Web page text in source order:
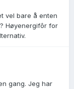
vel bare å enten
Høyenergifôr for
gang. Jeg har